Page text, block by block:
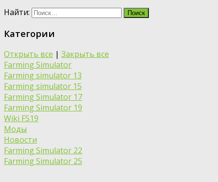
Найти:
Категории
Открыть все | Закрыть все
Farming Simulator
Farming simulator 13
Farming simulator 15
Farming Simulator 17
Farming Simulator 19
Wiki FS19
Моды
Новости
Farming Simulator 22
Farming Simulator 25